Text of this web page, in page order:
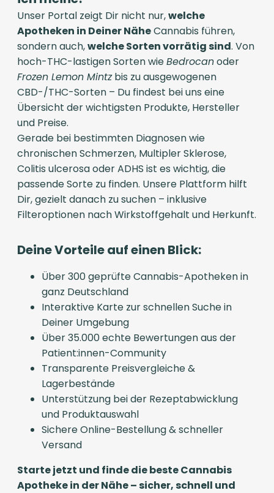
Unser Portal zeigt Dir nicht nur,welche
Apotheken in Deiner NäheCannabis führen,
sondern auch,welche Sorten vorrätig sind. Von
hoch-THC-lastigen Sorten wieBedrocanoder
Frozen Lemon Mintzbis zu ausgewogenen
CBD-/THC-Sorten – Du findest bei uns eine
Übersicht der wichtigsten Produkte, Hersteller
und Preise.
Gerade bei bestimmten Diagnosen wie
chronischen Schmerzen, Multipler Sklerose,
Colitis ulcerosa oder ADHS ist es wichtig, die
passende Sorte zu finden. Unsere Plattform hilft
Dir, gezielt danach zu suchen – inklusive
Filteroptionen nach Wirkstoffgehalt und Herkunft.
Deine Vorteile auf einen Blick:
Über 300 geprüfte Cannabis-Apotheken in
ganz Deutschland
Interaktive Karte zur schnellen Suche in
Deiner Umgebung
Über 35.000 echte Bewertungen aus der
Patient:innen-Community
Transparente Preisvergleiche &
Lagerbestände
Unterstützung bei der Rezeptabwicklung
und Produktauswahl
Sichere Online-Bestellung & schneller
Versand
Starte jetzt und finde die beste Cannabis
Apotheke in der Nähe – sicher, schnell und